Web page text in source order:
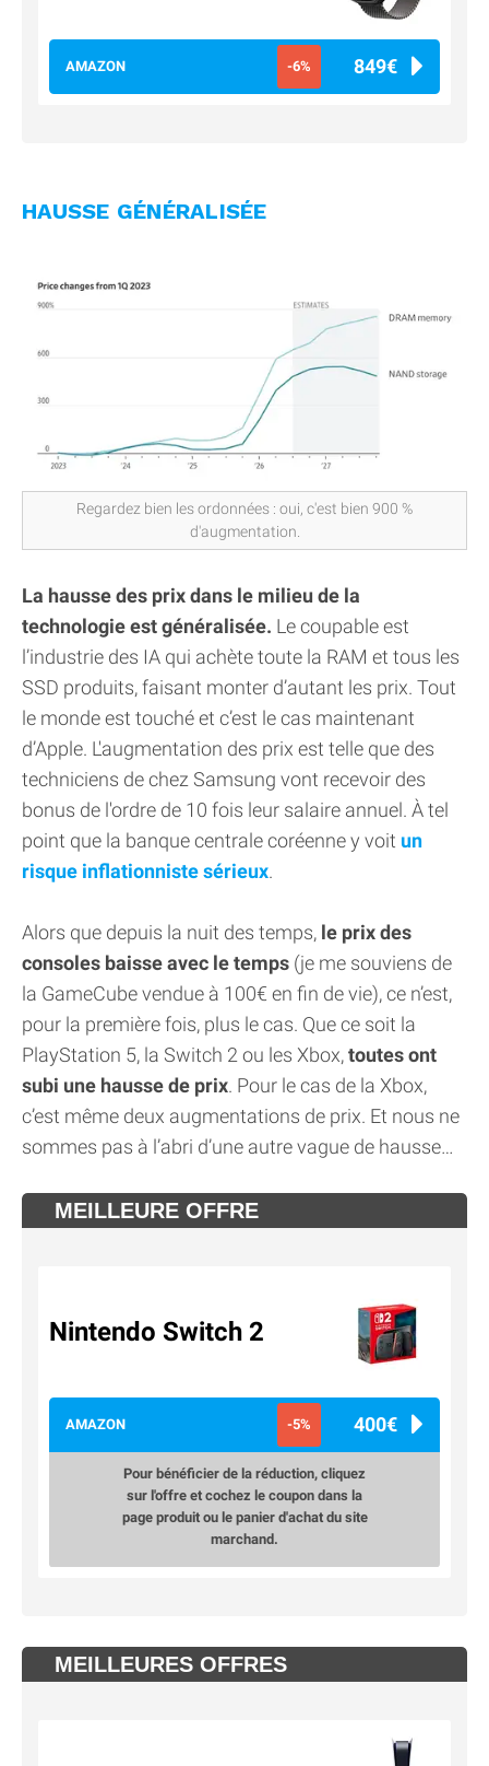
AMAZON -6% 849€
HAUSSE GÉNÉRALISÉE
Regardez bien les ordonnées : oui, c'est bien 900 %
d'augmentation.
La hausse des prix dans le milieu de la
technologie est généralisée. Le coupable est
l’industrie des IA qui achète toute la RAM et tous les
SSD produits, faisant monter d’autant les prix. Tout
le monde est touché et c’est le cas maintenant
d’Apple. L'augmentation des prix est telle que des
techniciens de chez Samsung vont recevoir des
bonus de l'ordre de 10 fois leur salaire annuel. À tel
point que la banque centrale coréenne y voit un
risque inflationniste sérieux.
Alors que depuis la nuit des temps, le prix des
consoles baisse avec le temps (je me souviens de
la GameCube vendue à 100€ en fin de vie), ce n’est,
pour la première fois, plus le cas. Que ce soit la
PlayStation 5, la Switch 2 ou les Xbox,toutes ont
subi une hausse de prix. Pour le cas de la Xbox,
c’est même deux augmentations de prix. Et nous ne
sommes pas à l’abri d’une autre vague de hausse…
MEILLEURE OFFRE
Nintendo Switch 2
AMAZON -5% 400€
Pour bénéficier de la réduction, cliquez
sur l'offre et cochez le coupon dans la
page produit ou le panier d'achat du site
marchand.
MEILLEURES OFFRES